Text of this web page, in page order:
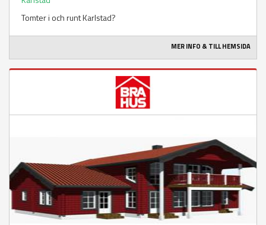
Tomter i och runt Karlstad?
MER INFO & TILL HEMSIDA